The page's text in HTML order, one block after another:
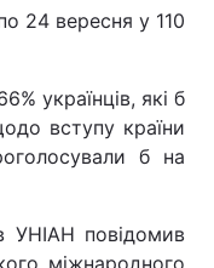
24 вересня у 110
українців, які б
вступу країни
б на
УНІАН повідомив
міжнародного